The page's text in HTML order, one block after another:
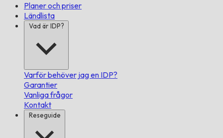
Planer och priser
Ländlista
Vad är IDP?
Varför behöver jag en IDP?
Garantier
Vanliga frågor
Kontakt
Reseguide